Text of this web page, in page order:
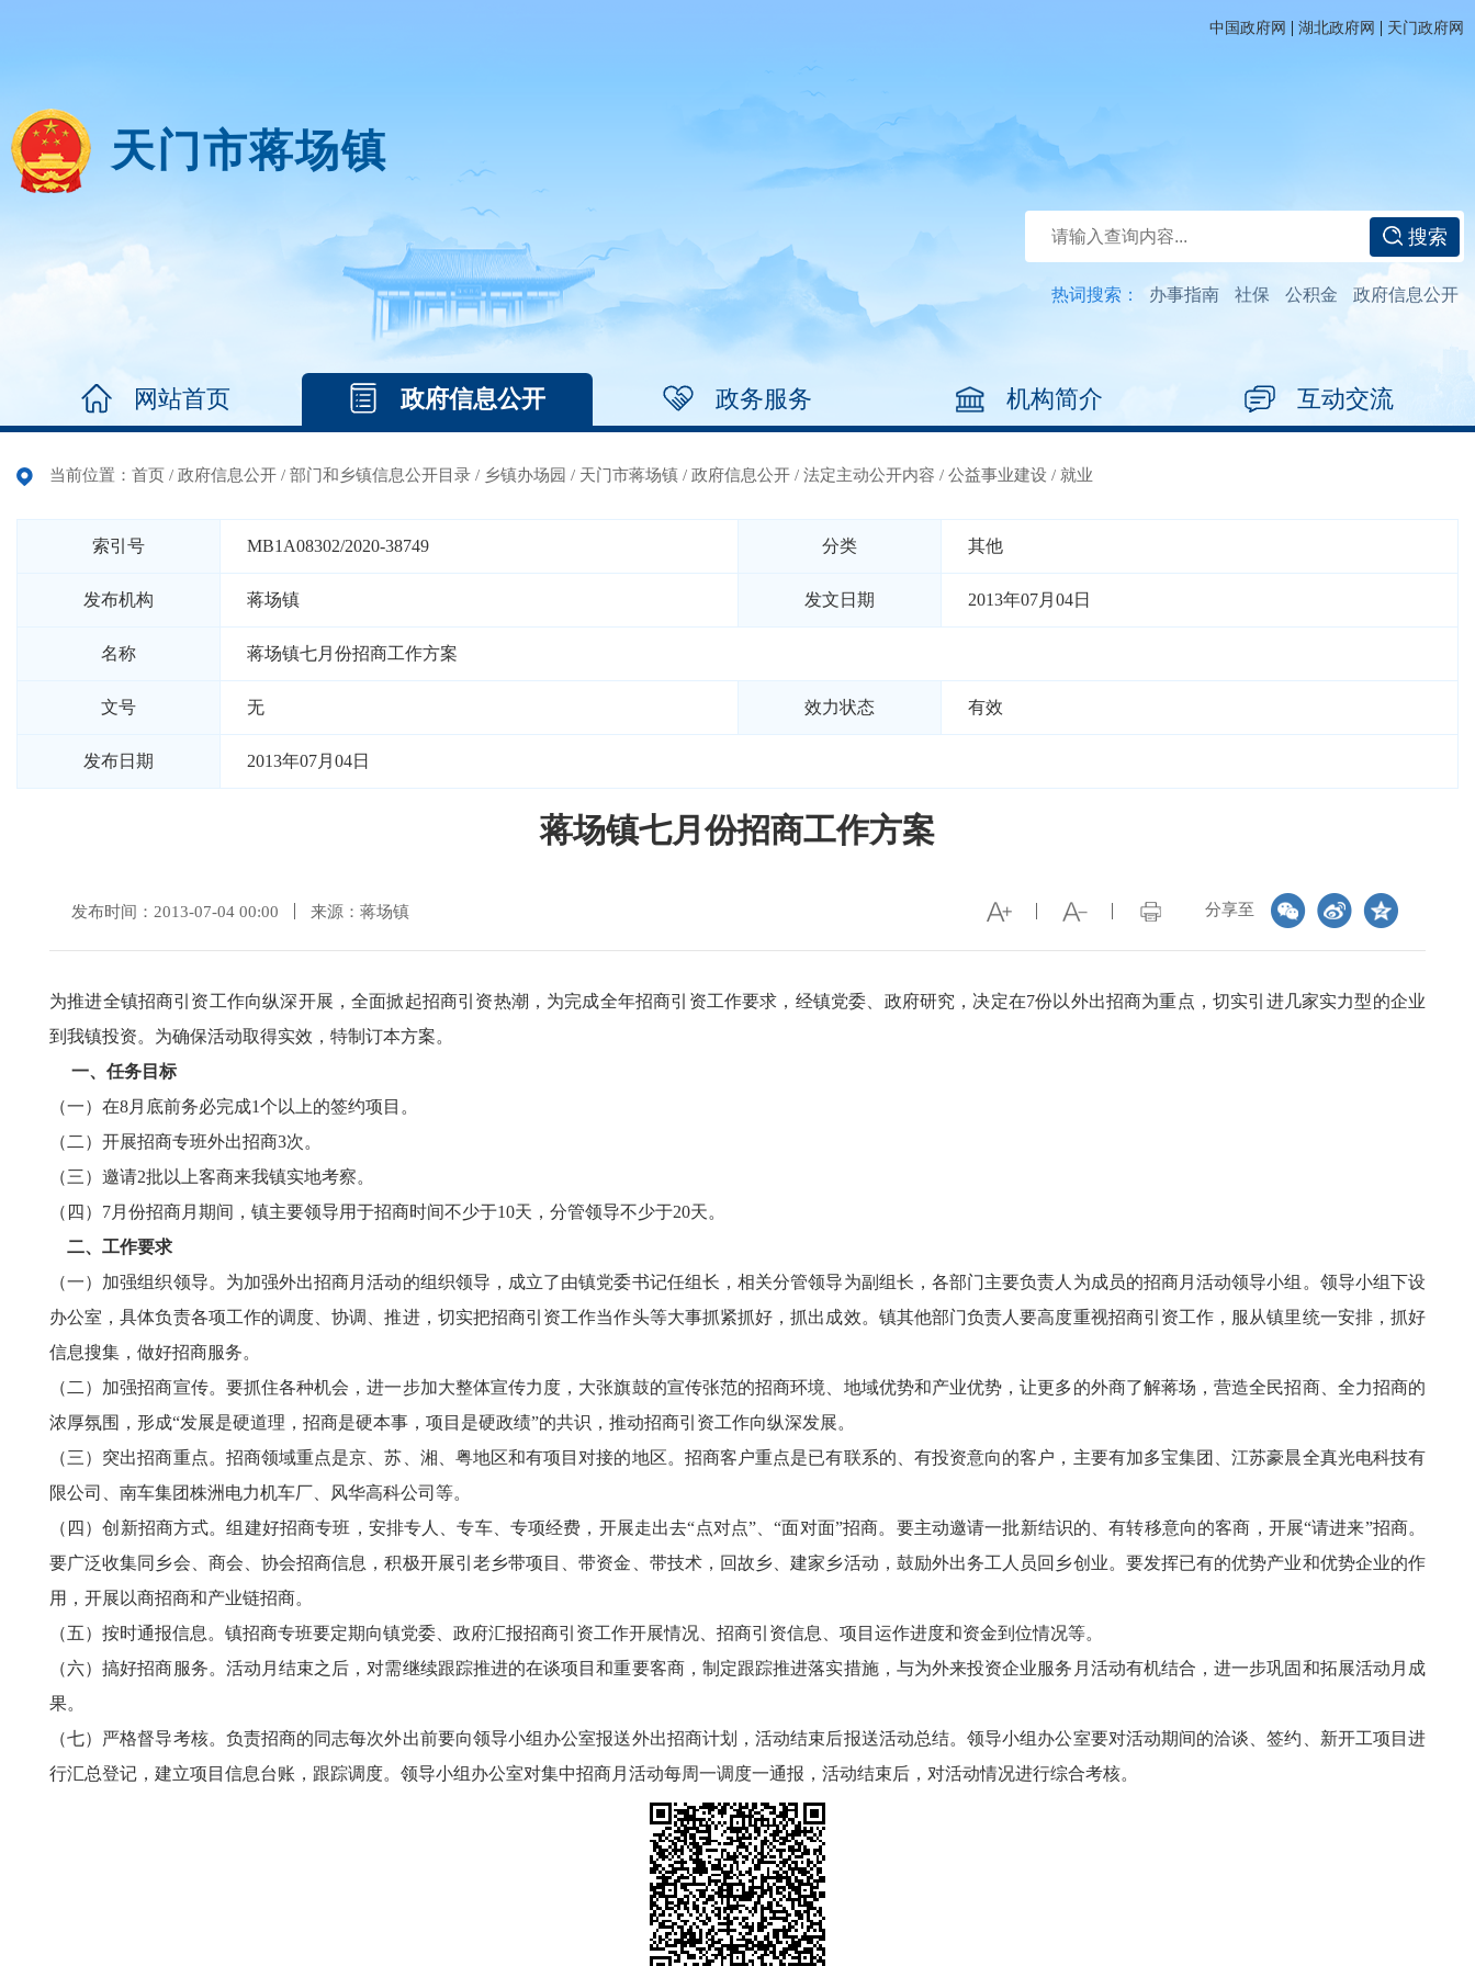
中国政府网 | 湖北政府网 | 天门政府网
天门市蒋场镇
搜索
热词搜索： 办事指南 社保 公积金 政府信息公开
网站首页 政府信息公开 政务服务 机构简介 互动交流
当前位置： 首页 / 政府信息公开 / 部门和乡镇信息公开目录 / 乡镇办场园 / 天门市蒋场镇 / 政府信息公开 / 法定主动公开内容 / 公益事业建设 / 就业
索引号 MB1A08302/2020-38749 分类 其他
发布机构 蒋场镇 发文日期 2013年07月04日
名称 蒋场镇七月份招商工作方案
文号 无 效力状态 有效
发布日期 2013年07月04日
蒋场镇七月份招商工作方案
分享至
发布时间：2013-07-04 00:00 来源：蒋场镇
为推进全镇招商引资工作向纵深开展，全面掀起招商引资热潮，为完成全年招商引资工作要求，经镇党委、政府研究，决定在7份以外出招商为重点，切实引进几家实力型的企业
到我镇投资。为确保活动取得实效，特制订本方案。
一、任务目标
（一）在8月底前务必完成1个以上的签约项目。
（二）开展招商专班外出招商3次。
（三）邀请2批以上客商来我镇实地考察。
（四）7月份招商月期间，镇主要领导用于招商时间不少于10天，分管领导不少于20天。
二、工作要求
（一）加强组织领导。为加强外出招商月活动的组织领导，成立了由镇党委书记任组长，相关分管领导为副组长，各部门主要负责人为成员的招商月活动领导小组。领导小组下设
办公室，具体负责各项工作的调度、协调、推进，切实把招商引资工作当作头等大事抓紧抓好，抓出成效。镇其他部门负责人要高度重视招商引资工作，服从镇里统一安排，抓好
信息搜集，做好招商服务。
（二）加强招商宣传。要抓住各种机会，进一步加大整体宣传力度，大张旗鼓的宣传张范的招商环境、地域优势和产业优势，让更多的外商了解蒋场，营造全民招商、全力招商的
浓厚氛围，形成“发展是硬道理，招商是硬本事，项目是硬政绩”的共识，推动招商引资工作向纵深发展。
（三）突出招商重点。招商领域重点是京、苏、湘、粤地区和有项目对接的地区。招商客户重点是已有联系的、有投资意向的客户，主要有加多宝集团、江苏豪晨全真光电科技有
限公司、南车集团株洲电力机车厂、风华高科公司等。
（四）创新招商方式。组建好招商专班，安排专人、专车、专项经费，开展走出去“点对点”、“面对面”招商。要主动邀请一批新结识的、有转移意向的客商，开展“请进来”招商。
要广泛收集同乡会、商会、协会招商信息，积极开展引老乡带项目、带资金、带技术，回故乡、建家乡活动，鼓励外出务工人员回乡创业。要发挥已有的优势产业和优势企业的作
用，开展以商招商和产业链招商。
（五）按时通报信息。镇招商专班要定期向镇党委、政府汇报招商引资工作开展情况、招商引资信息、项目运作进度和资金到位情况等。
（六）搞好招商服务。活动月结束之后，对需继续跟踪推进的在谈项目和重要客商，制定跟踪推进落实措施，与为外来投资企业服务月活动有机结合，进一步巩固和拓展活动月成
果。
（七）严格督导考核。负责招商的同志每次外出前要向领导小组办公室报送外出招商计划，活动结束后报送活动总结。领导小组办公室要对活动期间的洽谈、签约、新开工项目进
行汇总登记，建立项目信息台账，跟踪调度。领导小组办公室对集中招商月活动每周一调度一通报，活动结束后，对活动情况进行综合考核。